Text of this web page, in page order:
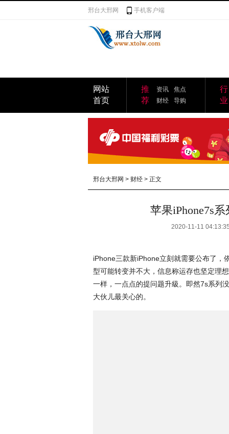
邢台大邢网 手机客户端
网站
首页
推
荐
资讯
焦点
财经
导购
行
业
邢台大邢网 > 财经 > 正文
苹果iPhone7s
2020-11-11
iPhone三款新iPhone立刻就需要公布了，
型可能转变并不大，信息称运存也坚定理
一样，一点点的提问题升級。即然7s系列
大伙儿最关心的。